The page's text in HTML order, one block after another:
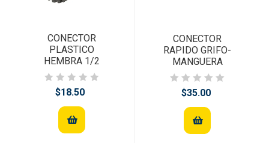
CONECTOR
PLASTICO
HEMBRA 1/2
$18.50
CONECTOR
RAPIDO GRIFO-
MANGUERA
$35.00